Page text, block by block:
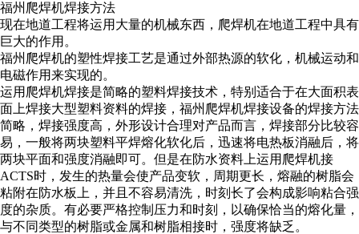
福州爬焊机焊接方法
现在地道工程将运用大量的机械东西，爬焊机在地道工程中具有
巨大的作用。
福州爬焊机的塑性焊接工艺是通过外部热源的软化，机械运动和
电磁作用来实现的。
运用爬焊机焊接是简略的塑料焊接技术，特别适合于在大面积表
面上焊接大型塑料资料的焊接， 福州爬焊机焊接设备的焊接方法
简略，焊接强度高，外形设计合理对产品而言，焊接部分比较容
易，一般将两块塑料平焊熔化软化后，迅速将电热板消融后，将
两块平面和强度消融即可。但是在防水资料上运用爬焊机接
ACTS时，发生的热量会使产品变软，周期更长，熔融的树脂会
粘附在防水板上，并且不容易清洗，时刻长了会构成影响粘合强
度的杂质。有必要严格控制压力和时刻，以确保恰当的熔化量，
与不同类型的树脂或金属和树脂相接时，强度将缺乏。